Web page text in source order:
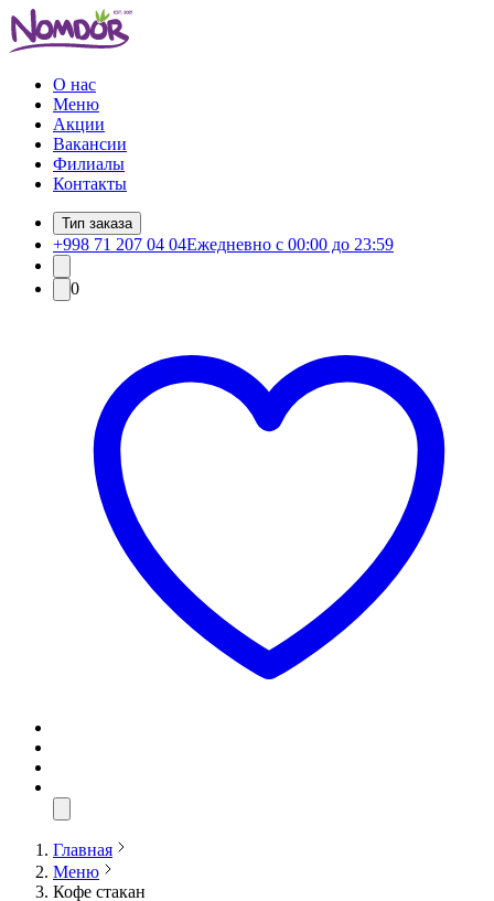
О нас
Меню
Акции
Вакансии
Филиалы
Контакты
Тип заказа
+998 71 207 04 04Ежедневно с 00:00 до 23:59
0
Главная
Меню
Кофе стакан